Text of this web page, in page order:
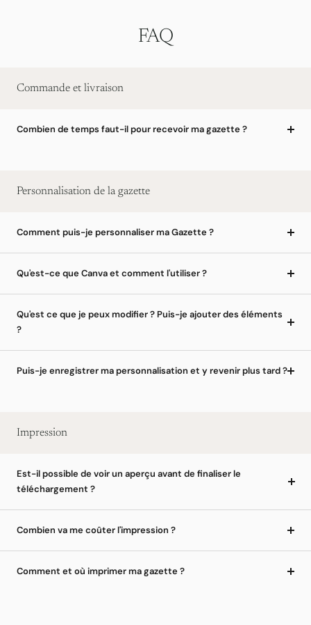
FAQ
Commande et livraison
Combien de temps faut-il pour recevoir ma gazette ?
Personnalisation de la gazette
Comment puis-je personnaliser ma Gazette ?
Qu'est-ce que Canva et comment l'utiliser ?
Qu'est ce que je peux modifier ? Puis-je ajouter des éléments
?
Puis-je enregistrer ma personnalisation et y revenir plus tard ?
Impression
Est-il possible de voir un aperçu avant de finaliser le
téléchargement ?
Combien va me coûter l'impression ?
Comment et où imprimer ma gazette ?